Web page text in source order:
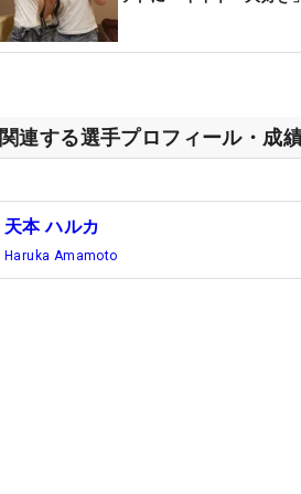
関連する選手プロフィール・成
天本 ハルカ
Haruka Amamoto